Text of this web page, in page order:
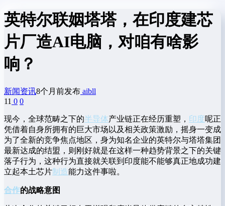
英特尔联姻塔塔，在印度建芯
片厂造AI电脑，对咱有啥影
响？
新闻资讯8个月前发布 aibll
11 0 0
现今，全球范畴之下的半导体产业链正在经历重塑， 印度呢正
凭借着自身所拥有的巨大市场以及相关政策激励，摇身一变成
为了全新的竞争焦点地区，身为知名企业的英特尔与塔塔集团
最新达成的结盟，则刚好就是在这样一种趋势背景之下的关键
落子行为，这种行为直接就关联到印度能不能够真正地成功建
立起本土芯片制造能力这件事啦。
合作的战略意图